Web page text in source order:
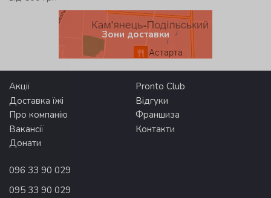
Зони доставки
Акції
Pronto Club
Доставка їжі
Відгуки
Про компанію
Франшиза
Вакансії
Контакти
Донати
096 33 90 029
095 33 90 029